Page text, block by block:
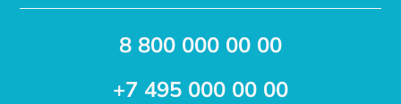
8 800 000 00 00
+7 495 000 00 00